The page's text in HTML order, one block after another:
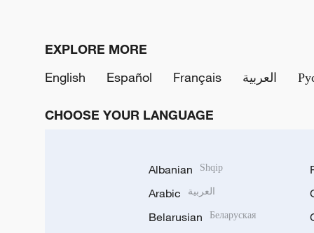
EXPLORE MORE
English
Español Français العربية
CHOOSE YOUR LANGUAGE
Albanian Shqip
Arabic العربية
Belarusian Беларуская